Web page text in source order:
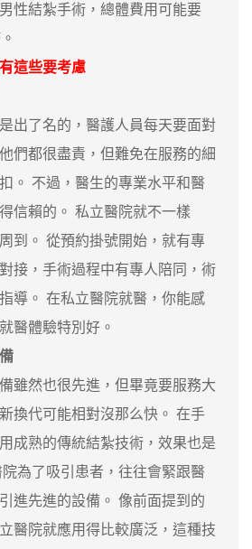
性結紮手術，總體費用可能要
這些要考慮
了名的，醫護人員每天要面對
們都很盡責，但難免在服務的細
。 不過，醫生的專業水平和醫
信賴的。 私立醫院就不一樣
到。 從預約掛號開始，就有專
接，手術過程中有專人陪同，術
導。 在私立醫院就醫，你能感
醫體驗特別好。
然也很先進，但畢竟要服務大
換代可能相對沒那么快。 在手
成熟的傳統結紮技術，效果也是
為了吸引患者，往往會緊跟醫
進先進的設備。 像前面提到的
醫院就應用得比較廣泛，這種技